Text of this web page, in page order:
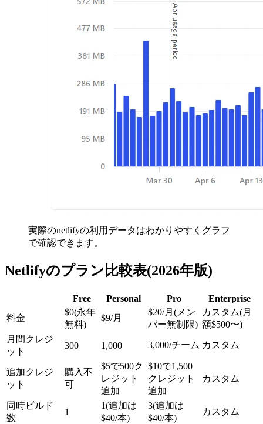
実際のnetlifyの利用データはわかりやすくグラフ
で確認できます。
Netlifyのプラン比較表(2026年版)
Free Personal Pro
Enterprise
料金
$0(永年
無料)
$9/月
$20/月(メン
バー無制限)
カスタム(月
額$500〜)
月間クレジ
ット
300 1,000 3,000/チーム カスタム
追加クレジ
ット
購入不
可
$5で500ク
レジット
追加
$10で1,500
クレジット
追加
カスタム
同時ビルド
数
1
1(追加は
$40/本)
3(追加は
$40/本)
カスタム